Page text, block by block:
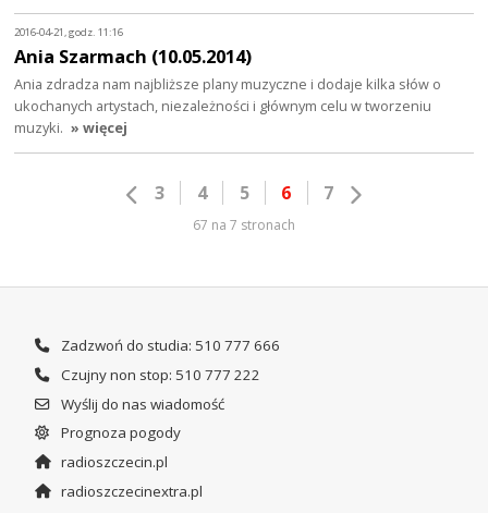
2016-04-21, godz. 11:16
Ania Szarmach (10.05.2014)
Ania zdradza nam najbliższe plany muzyczne i dodaje kilka słów o
ukochanych artystach, niezależności i głównym celu w tworzeniu
muzyki. » więcej
3 4 5 6 7
67 na 7 stronach
Zadzwoń do studia: 510 777 666
Czujny non stop: 510 777 222
Wyślij do nas wiadomość
Prognoza pogody
radioszczecin.pl
radioszczecinextra.pl